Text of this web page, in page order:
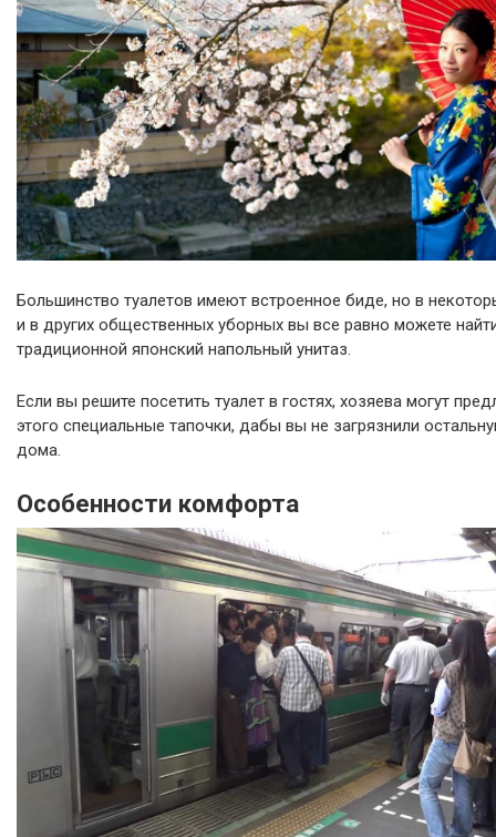
Большинство туалетов имеют встроенное биде, но в
и в других общественных уборных вы все равно можете
традиционной японский напольный унитаз.
Если вы решите посетить туалет в гостях, хозяева могут
этого специальные тапочки, дабы вы не загрязнили
дома.
Особенности комфорта